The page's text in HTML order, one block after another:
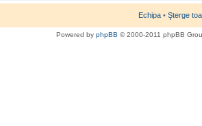
Echipa • Şterge
Powered by phpBB © 2000-2011 phpBB